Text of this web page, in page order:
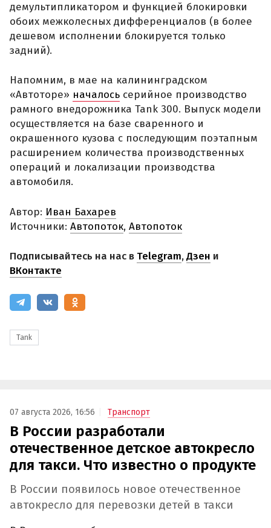
демультипликатором и функцией блокировки
обоих межколесных дифференциалов (в более
дешевом исполнении блокируется только
задний).
Напомним, в мае на калининградском
«Автоторе» началось серийное производство
рамного внедорожника Tank 300. Выпуск модели
осуществляется на базе сваренного и
окрашенного кузова с последующим поэтапным
расширением количества производственных
операций и локализации производства
автомобиля.
Автор: Иван Бахарев
Источники: Автопоток, Автопоток
Подписывайтесь на нас в Telegram,Дзен и
ВКонтакте
Tank
07 августа 2026, 16:56 Транспорт
В России разработали
отечественное детское автокресло
для такси. Что известно о продукте
В России появилось новое отечественное
автокресло для перевозки детей в такси